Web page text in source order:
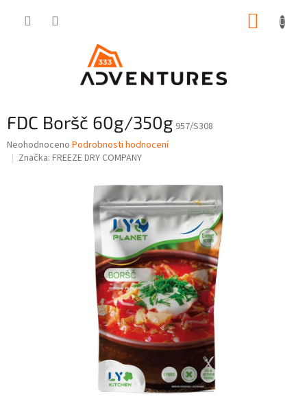
FDC Boršč 60g/350g 957/S308
Průměrné
hodnocení
Neohodnoceno Podrobnosti hodnocení
Značka: FREEZE DRY COMPANY